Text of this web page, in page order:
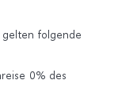
folgende
0% des